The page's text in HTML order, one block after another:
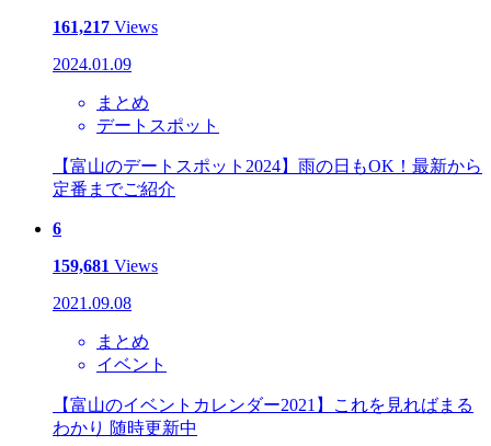
161,217 Views
2024.01.09
まとめ
デートスポット
【富山のデートスポット2024】雨の日もOK！最新から
定番までご紹介
6
159,681 Views
2021.09.08
まとめ
イベント
【富山のイベントカレンダー2021】これを見ればまる
わかり 随時更新中